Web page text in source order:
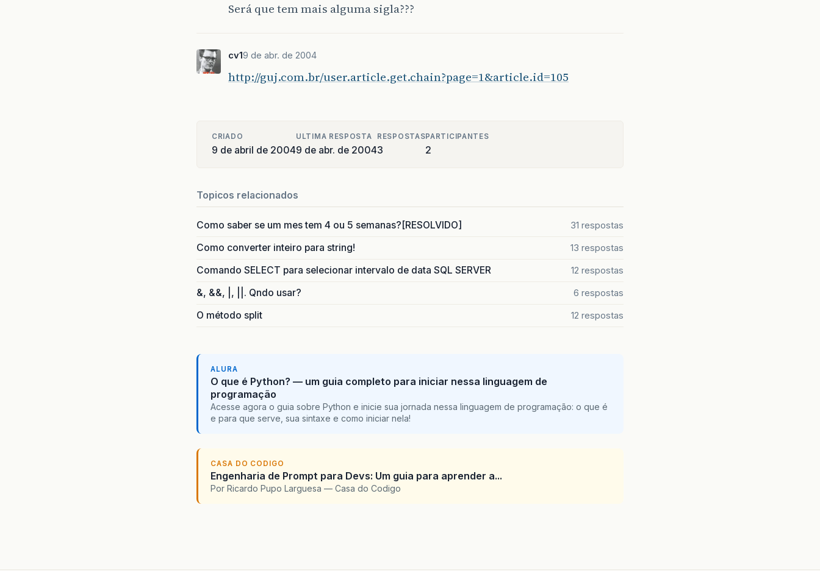
Será que tem mais alguma sigla???
cv19 de abr. de 2004
http://guj.com.br/user.article.get.chain?page=1&article.id=105
CRIADO
9 de abril de 2004
ULTIMA RESPOSTA
9 de abr. de 2004
RESPOSTAS
3
PARTICIPANTES
2
Topicos relacionados
Como saber se um mes tem 4 ou 5 semanas?[RESOLVIDO] 31 respostas
Como converter inteiro para string! 13 respostas
Comando SELECT para selecionar intervalo de data SQL SERVER 12 respostas
&, &&, |, ||. Qndo usar? 6 respostas
O método split 12 respostas
ALURA
O que é Python? — um guia completo para iniciar nessa linguagem de
programação
Acesse agora o guia sobre Python e inicie sua jornada nessa linguagem de programação: o que é
e para que serve, sua sintaxe e como iniciar nela!
CASA DO CODIGO
Engenharia de Prompt para Devs: Um guia para aprender a...
Por Ricardo Pupo Larguesa — Casa do Codigo